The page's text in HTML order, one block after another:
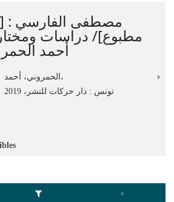
مصطفى الفارسي :
مطبوع]‏‏‏‏‏‏/ ‏دراسات
‏أحمد
الحمروني، أحمد،
تونس‏‏ : ‏دار حركات للنشر، ‏2019‏